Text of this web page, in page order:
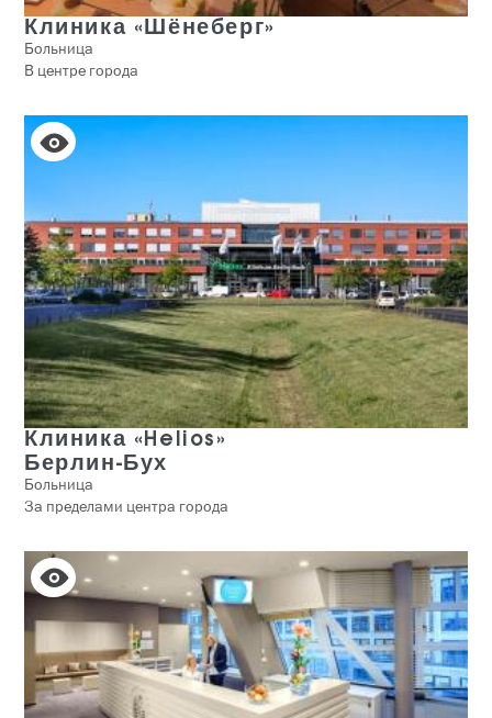
Клиника «Шёнеберг»
Больница
В центре города
Клиника «Helios»
Берлин-Бух
Больница
За пределами центра города